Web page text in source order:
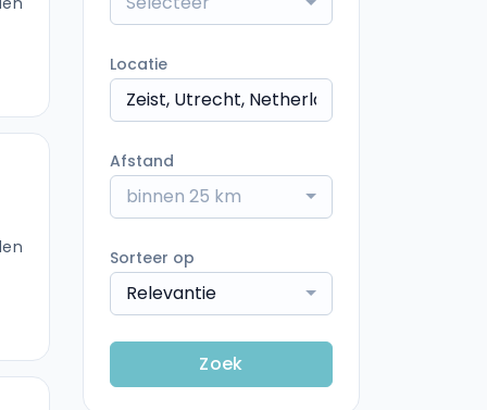
Locatie
Afstand
binnen 25 km
Sorteer op
Relevantie
Zoek